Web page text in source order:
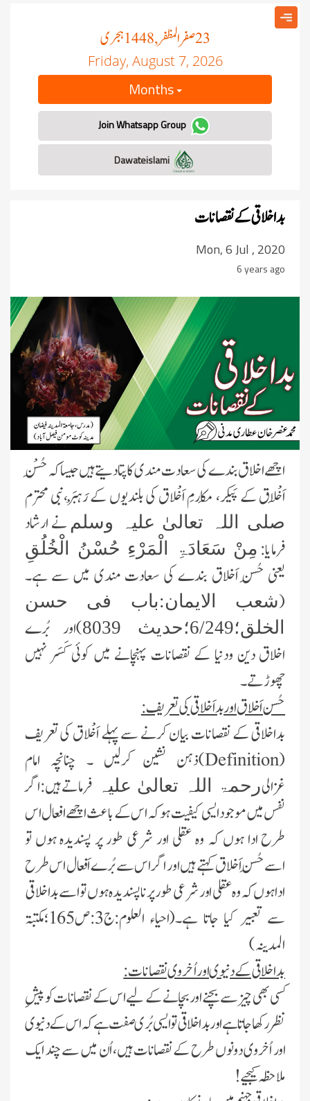
23صفر المظفر, 1448 ہجری
Friday, August 7, 2026
Months
Join Whatsapp Group
بداخلاقی کے نقصانات
Mon, 6 Jul , 2020
6 years ago
اچھے اخلاق بندے کی سعادت مندی کا پتا دیتے ہیں جیسا کہ حُسْنِ
اَخْلَاق کے پَیکر، مَکارمِ اَخْلاق کی بلندیوں کے رَہْبَر،نبی محترم
صلی اللہ تعالیٰ علیہ وسلم نے ارشاد
فرمایا: مِنْ سَعَادَۃِ الْمَرْءِ حُسْنُ الْخُلُقِ
یعنی حُسنِ اَخلاق بندے کی سعادت مندی میں سے ہے۔
(شعب الایمان:باب فی حسن
الخلق؛6/249؛حدیث 8039
)اور بُرے
اخلاق دین ودنیا کے نقصانات پہنچانے میں کوئی کَسَر نہیں
چھوڑتے۔
حُسن اَخلاق اور بداَخلاقی کی تعریف:
بداخلاقی کے نقصانات بیان کرنے سے پہلے اَخْلاق کی تعریف
(
Definition)ذہن نشین کرلیں ۔ چنانچہ امام
غزالیرحمۃ اللہ تعالیٰ علیہفرماتے ہیں:اگر
نفس میں موجود ایسی کیفیت ہو کہ اس کےباعث اچھے افعال اس
طرح ادا ہوں کہ وہ عقلی اور شرعی طور پر پسندیدہ ہوں تو
اسےحُسنِ اَخلاق کہتے ہیں اور اگر اس سےبُرے اَفعال اس طرح
ادا ہوں کہ وہ عقلی اور شرعی طور پر نا پسندیدہ ہوں تو اسےبداخلاقی
سے تعبیر کیا جاتا ہے۔(احیاء العلوم:ج3:ص165؛مکتبۃ
المدینہ)
بداخلاقی کے دنیوی اور اُخروی نقصانات:
کسی بھی چیز سے بچنے اور بچانے کے لیے اس کے نقصانات کو پیشِ
نظر رکھا جاتا ہے اور بداخلاقی تو ایسی بُری صفت ہے کہ اس کے دنیوی
اور اُخروی دونوں طرح کے نقصانات ہیں، اُن میں سے چند ایک
ملاحظہ کیجیے!